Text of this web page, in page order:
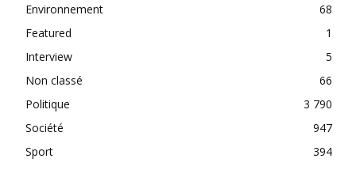
Environnement
68
Featured
1
Interview
5
Non classé
66
Politique
3 790
Société
947
Sport
394